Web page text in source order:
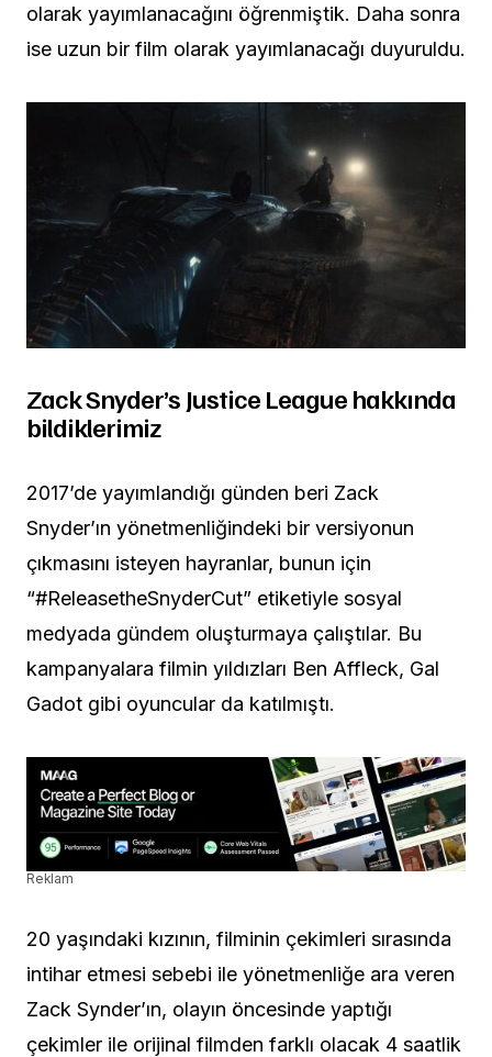
olarak yayımlanacağını öğrenmiştik. Daha sonra
ise uzun bir film olarak yayımlanacağı duyuruldu.
Zack Snyder’s Justice League hakkında
bildiklerimiz
2017’de yayımlandığı günden beri Zack
Snyder’ın yönetmenliğindeki bir versiyonun
çıkmasını isteyen hayranlar, bunun için
“#ReleasetheSnyderCut” etiketiyle sosyal
medyada gündem oluşturmaya çalıştılar. Bu
kampanyalara filmin yıldızları Ben Affleck, Gal
Gadot gibi oyuncular da katılmıştı.
Reklam
20 yaşındaki kızının, filminin çekimleri sırasında
intihar etmesi sebebi ile yönetmenliğe ara veren
Zack Synder’ın, olayın öncesinde yaptığı
çekimler ile orijinal filmden farklı olacak 4 saatlik